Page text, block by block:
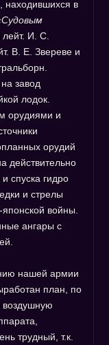
находившихся в
И. С.
В. Е. Звереве и
завод
лодок.
орудиями и
орудий
действительно
спуска гидро
и стрелы
войны.
ангары с
нашей армии
план, по
воздушную
трудный, т.к.